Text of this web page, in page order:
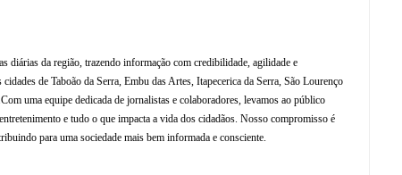
da região, trazendo informação com credibilidade, agilidade e
de Taboão da Serra, Embu das Artes, Itapecerica da Serra, São Lourenço
uma equipe dedicada de jornalistas e colaboradores, levamos ao público
e tudo o que impacta a vida dos cidadãos. Nosso compromisso é
para uma sociedade mais bem informada e consciente.